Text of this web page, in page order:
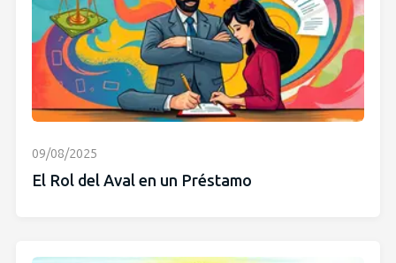
09/08/2025
El Rol del Aval en un Préstamo